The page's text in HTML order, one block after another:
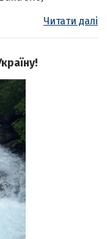
Читати далі